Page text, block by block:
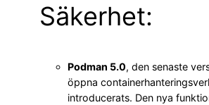
Säkerhet:
Podman 5.0, den senaste
öppna
introducerats. Den nya